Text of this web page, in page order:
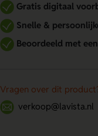
Gratis digitaal
Snelle &
Beoordeeld met
Vragen over dit
verkoop@lavista.nl